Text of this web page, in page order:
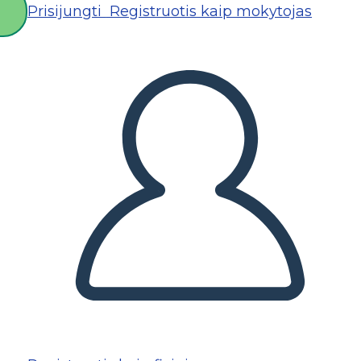
Prisijungti Registruotis kaip mokytojas